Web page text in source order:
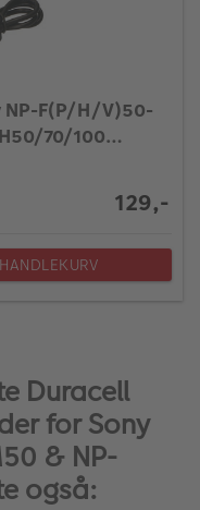
NP-F(P/H/V)50-
70/100
129,-
Duracell
for Sony
& NP-
også: